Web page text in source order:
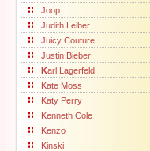
Joop
Judith Leiber
Juicy Couture
Justin Bieber
Karl Lagerfeld
Kate Moss
Katy Perry
Kenneth Cole
Kenzo
Kinski